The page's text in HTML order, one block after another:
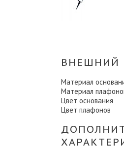
ВНЕШНИЙ
Материал
Материал
Цвет основания
Цвет плафонов